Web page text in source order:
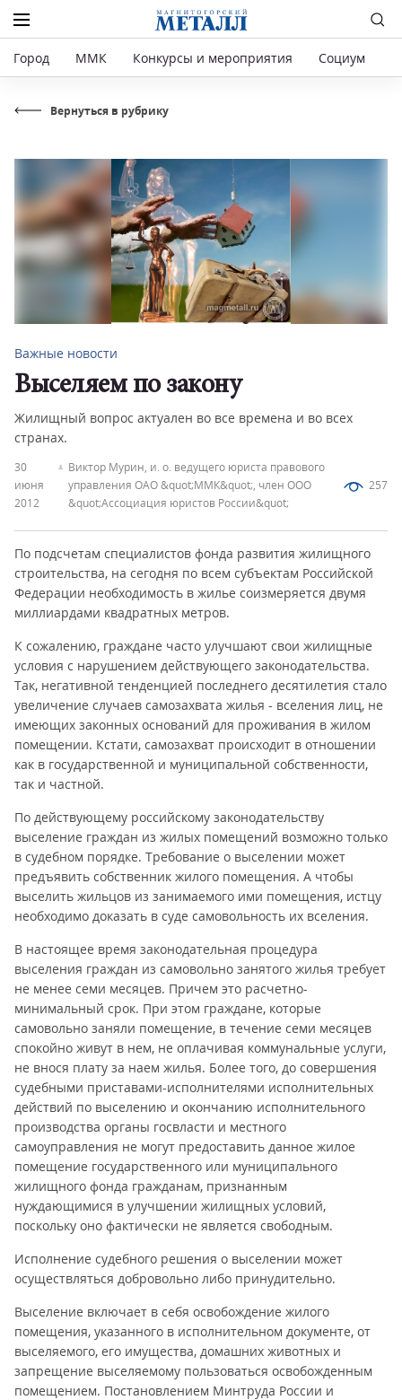
Город ММК Конкурсы и мероприятия Социум
Вернуться в рубрику
30
июня
2012
Виктор Мурин, и. о. ведущего юриста правового
управления ОАО &quot;ММК&quot;, член ООО
&quot;Ассоциация юристов России&quot;
257
Важные новости
Выселяем по закону
Жилищный вопрос актуален во все времена и во всех
странах.
По подсчетам специалистов фонда развития жилищного
строительства, на сегодня по всем субъектам Российской
Федерации необходимость в жилье соизмеряется двумя
миллиардами квадратных метров.
К сожалению, граждане часто улучшают свои жилищные
условия с нарушением действующего законодательства.
Так, негативной тенденцией последнего десятилетия стало
увеличение случаев самозахвата жилья - вселения лиц, не
имеющих законных оснований для проживания в жилом
помещении. Кстати, самозахват происходит в отношении
как в государственной и муниципальной собственности,
так и частной.
По действующему российскому законодательству
выселение граждан из жилых помещений возможно только
в судебном порядке. Требование о выселении может
предъявить собственник жилого помещения. А чтобы
выселить жильцов из занимаемого ими помещения, истцу
необходимо доказать в суде самовольность их вселения.
В настоящее время законодательная процедура
выселения граждан из самовольно занятого жилья требует
не менее семи месяцев. Причем это расчетно-
минимальный срок. При этом граждане, которые
самовольно заняли помещение, в течение семи месяцев
спокойно живут в нем, не оплачивая коммунальные услуги,
не внося плату за наем жилья. Более того, до совершения
судебными приставами-исполнителями исполнительных
действий по выселению и окончанию исполнительного
производства органы госвласти и местного
самоуправления не могут предоставить данное жилое
помещение государственного или муниципального
жилищного фонда гражданам, признанным
нуждающимися в улучшении жилищных условий,
поскольку оно фактически не является свободным.
Исполнение судебного решения о выселении может
осуществляться добровольно либо принудительно.
Выселение включает в себя освобождение жилого
помещения, указанного в исполнительном документе, от
выселяемого, его имущества, домашних животных и
запрещение выселяемому пользоваться освобожденным
помещением. Постановлением Минтруда России и